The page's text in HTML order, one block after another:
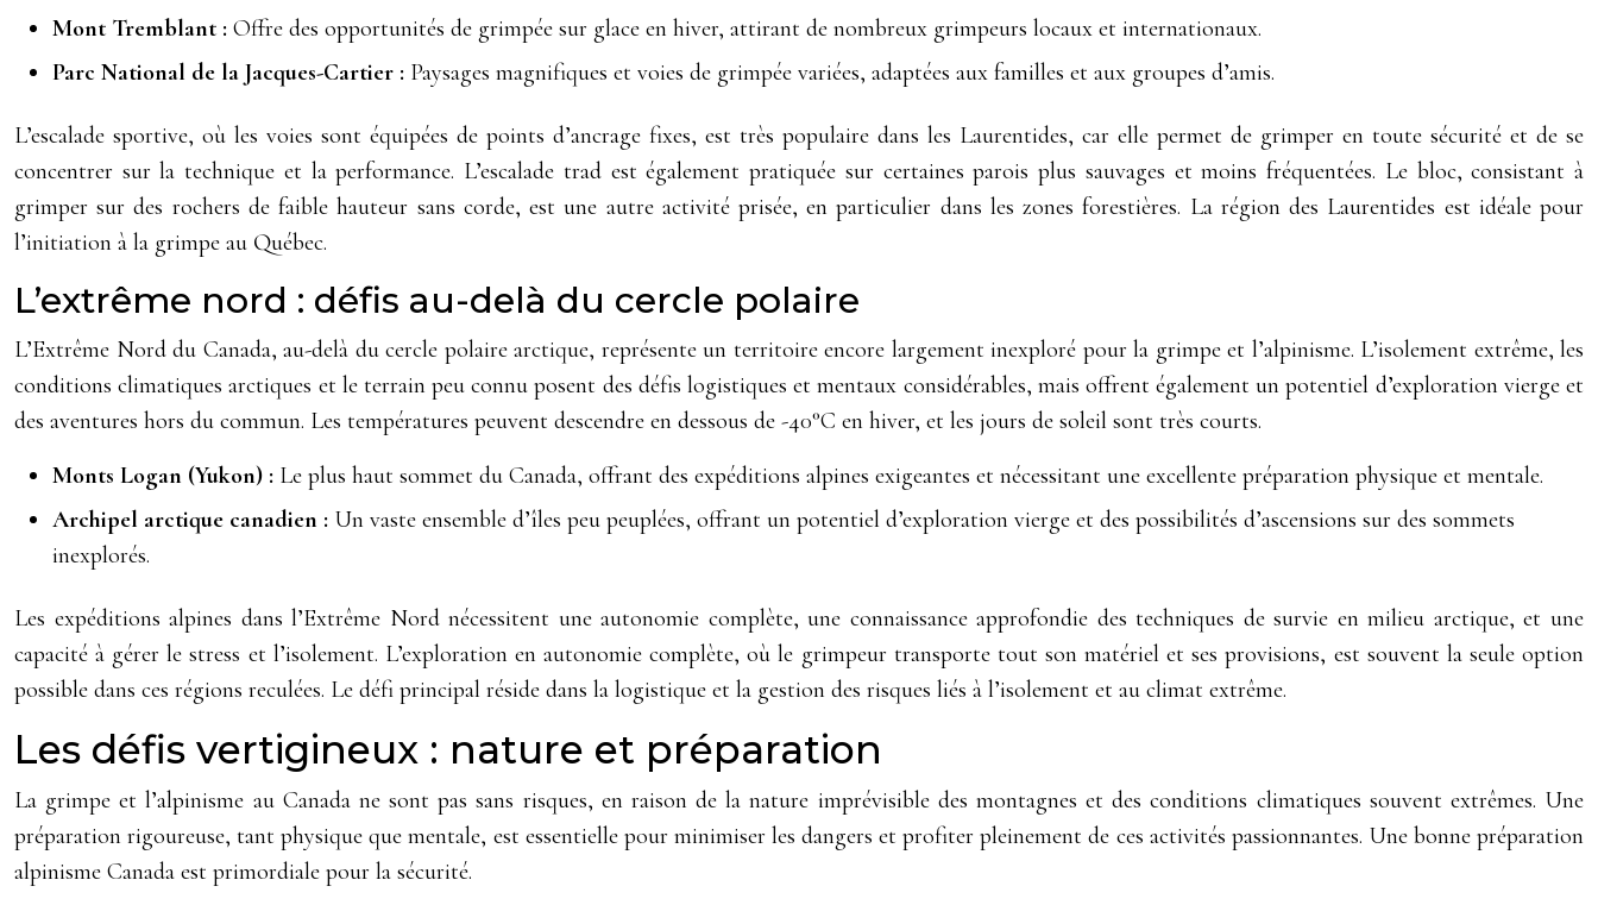
Mont Tremblant : Offre des opportunités de grimpée sur glace en hiver, attirant de nombreux grimpeurs locaux et internationaux.
Parc National de la Jacques-Cartier : Paysages magnifiques et voies de grimpée variées, adaptées aux familles et aux groupes d’amis.
L’escalade sportive, où les voies sont équipées de points d’ancrage fixes, est très populaire dans les Laurentides, car elle permet de grimper en toute sécurité et de se
concentrer sur la technique et la performance. L’escalade trad est également pratiquée sur certaines parois plus sauvages et moins fréquentées. Le bloc, consistant à
grimper sur des rochers de faible hauteur sans corde, est une autre activité prisée, en particulier dans les zones forestières. La région des Laurentides est idéale pour
l’initiation à la grimpe au Québec.
L’extrême nord : défis au-delà du cercle polaire
L’Extrême Nord du Canada, au-delà du cercle polaire arctique, représente un territoire encore largement inexploré pour la grimpe et l’alpinisme. L’isolement extrême, les
conditions climatiques arctiques et le terrain peu connu posent des défis logistiques et mentaux considérables, mais offrent également un potentiel d’exploration vierge et
des aventures hors du commun. Les températures peuvent descendre en dessous de -40°C en hiver, et les jours de soleil sont très courts.
Monts Logan (Yukon) : Le plus haut sommet du Canada, offrant des expéditions alpines exigeantes et nécessitant une excellente préparation physique et mentale.
Archipel arctique canadien : Un vaste ensemble d’îles peu peuplées, offrant un potentiel d’exploration vierge et des possibilités d’ascensions sur des sommets
inexplorés.
Les expéditions alpines dans l’Extrême Nord nécessitent une autonomie complète, une connaissance approfondie des techniques de survie en milieu arctique, et une
capacité à gérer le stress et l’isolement. L’exploration en autonomie complète, où le grimpeur transporte tout son matériel et ses provisions, est souvent la seule option
possible dans ces régions reculées. Le défi principal réside dans la logistique et la gestion des risques liés à l’isolement et au climat extrême.
Les défis vertigineux : nature et préparation
La grimpe et l’alpinisme au Canada ne sont pas sans risques, en raison de la nature imprévisible des montagnes et des conditions climatiques souvent extrêmes. Une
préparation rigoureuse, tant physique que mentale, est essentielle pour minimiser les dangers et profiter pleinement de ces activités passionnantes. Une bonne préparation
alpinisme Canada est primordiale pour la sécurité.